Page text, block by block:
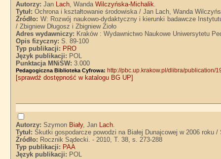
Autorzy:Jan Lach, WandaWilczyńska-Michalik.
Tytuł:Ochrona i kształtowanie środowiska / Jan Lach, Wanda
Źródło: W: Rozwój naukowo-dydaktyczny i kierunki badawcze
/ Zbigniew Długosz i Zbigniew Zioło
Adres wydawniczy: Kraków : Wydawnictwo Naukowe Uniwersytetu
Opis fizyczny:S. 89-100
Typ publikacji: PRO
Język publikacji: POL
Punktacja MNiSW:3.000
Pedagogiczna Biblioteka Cyfrowa: http://pbc.up.krakow.pl/dlibra/publication/
[sprawdź dostępność w katalogu BG UP]
Autorzy:Szymon Biały, Jan Lach.
Tytuł:Skutki gospodarcze powodzi na Białej Dunajcowej w 2006 roku /
Źródło: Rocznik Sądecki. - 2010, T. 38, s. 273-288
Typ publikacji: PAA
Język publikacji: POL